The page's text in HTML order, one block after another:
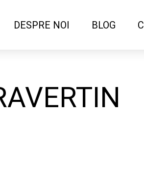
DESPRE NOI BLOG